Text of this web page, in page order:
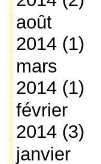
août
2014(1)
mars
2014(1)
février
2014(3)
janvier